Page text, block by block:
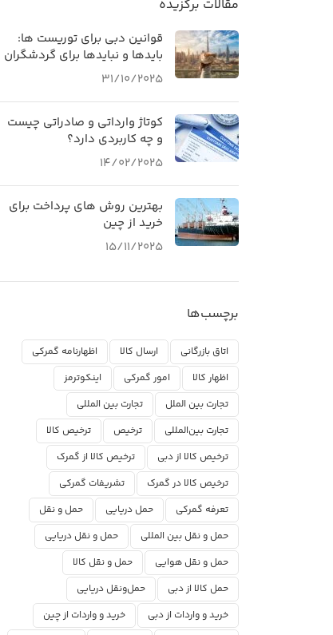
مقالات برگزیده
قوانین دبی برای توریست ها:
بایدها و نبایدها برای گردشگران
31/10/2025
کوتاژ وارداتی و صادراتی چیست
و چه کاربردی دارد؟
14/02/2025
بهترین روش های پرداخت برای
خرید از چین
15/11/2025
برچسب‌ها
اتاق بازرگانی ارسال کالا
اظهارنامه گمرکی
اظهار کالا
امور گمرکی
اینکوترمز
تجارت بین الملل
تجارت بین المللی
تجارت بین‌المللی
ترخیص
ترخیص کالا
ترخیص کالا از دبی
ترخیص کالا از گمرک
ترخیص کالا در گمرک
تشریفات گمرکی
تعرفه گمرکی
حمل دریایی
حمل و نقل
حمل و نقل بین المللی
حمل و نقل دریایی
حمل و نقل هوایی
حمل و نقل کالا
حمل کالا از دبی
حمل‌ونقل دریایی
خرید و واردات از دبی
خرید و واردات از چین